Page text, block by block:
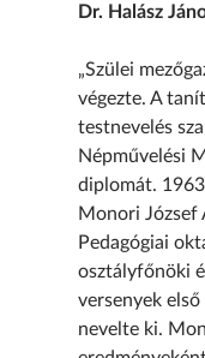
Dr. Halász
„Szülei
végezte. A
testnevelés
Népművelési
diplomát.
Monori József
Pedagógiai
osztályfőnöki
versenyek
nevelte ki.